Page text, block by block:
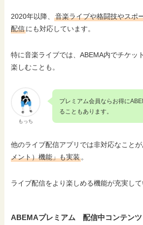
2020年以降、音楽ライブや格闘技やスポ
配信にも対応しています。
特に音楽ライブでは、ABEMA内でチケッ
楽しむことも。
もっち
プレミアム会員ならお得に
ることもあります。
他のライブ配信アプリでは非対応なこと
メント）機能」も実装 。
ライブ配信をより楽しめる機能が充実して
ABEMAプレミアム 配信中コンテンツ